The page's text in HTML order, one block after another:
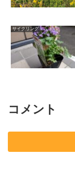
サイクリング
コメント